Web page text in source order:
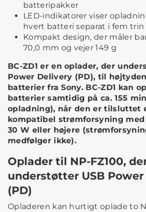
batteripakker
LED-indikatorer viser
hvert batteri separat i fem trin
Kompakt design, der måler
70,0 mm og vejer 149 g
BC-ZD1 er en oplader, der
Power Delivery (PD), til
batterier fra Sony. BC-ZD1 kan
batterier samtidig på ca. 155
opladning), når den er tilsluttet
kompatibel strømforsyning
30 W eller højere
medfølger ikke).
Oplader til NP-FZ100,
understøtter USB
(PD)
Opladeren kan hurtigt oplade to